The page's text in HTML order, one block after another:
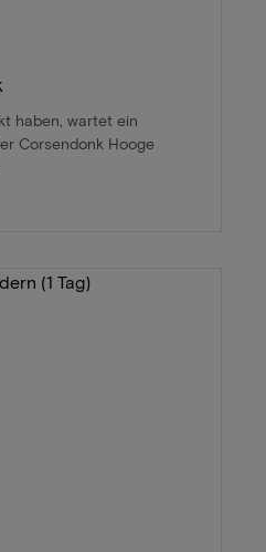
haben, wartet ein
Corsendonk Hooge